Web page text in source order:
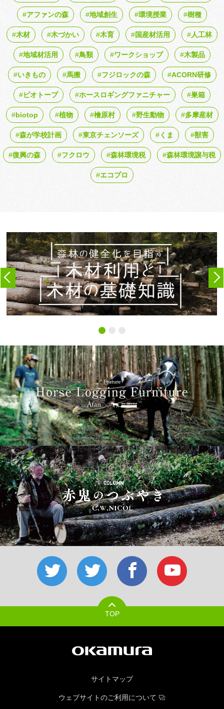
アファンの森 地域創生 環境授業 樹種
木材 木づかい 木育 国産材活用 人工林
地域材活用 鳥類 ワークショップ 木製品
いきもの 馬搬 フジロックの森 ACORN研修
ビオトープ ホースロギングファニチャー 巣箱
biotop 植物 檜原村 野生動物 多摩産材
森が学校計画 東京チェンソーズ くま 獣害
復興の森 フクロウ 森林環境税 森林環境譲与税
エコプロ
TOP
サイトマップ
ウェブサイトのご利用について